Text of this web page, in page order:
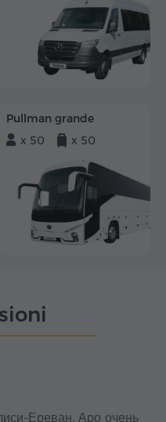
Pullman grande
x 50
x 50
Аро очень